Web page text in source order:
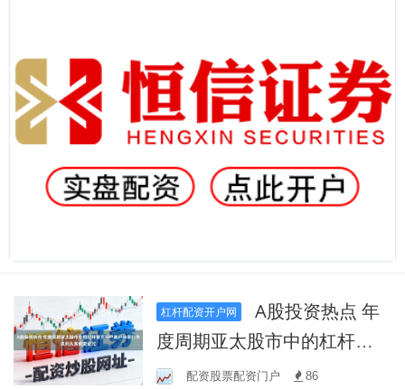
杠杆配资开户网
A股投资热点 年
度周期亚太股市中的杠杆官
方开户账户异常行为识别从
配资股票配资门户 86